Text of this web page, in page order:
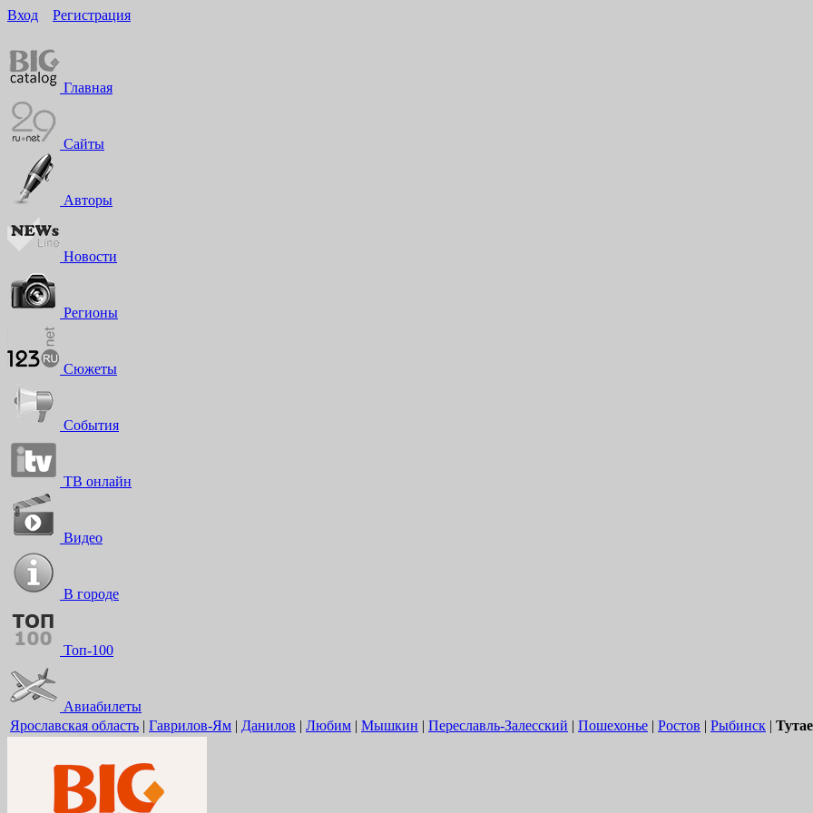
Вход
Регистрация
Главная
Сайты
Авторы
Новости
Регионы
Сюжеты
События
ТВ онлайн
Видео
В городе
Топ-100
Авиабилеты
Ярославская область | Гаврилов-Ям | Данилов | Любим | Мышкин | Переславль-Залесский | Пошехонье | Ростов | Рыбинск |